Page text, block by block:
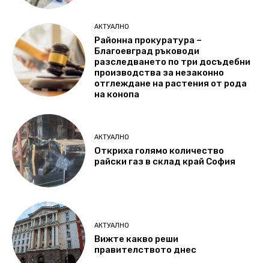
АКТУАЛНО
Районна прокуратура –
Благоевград ръководи
разследването по три досъдебни
производства за незаконно
отглеждане на растения от рода
на конопа
АКТУАЛНО
Откриха голямо количество
райски газ в склад край София
АКТУАЛНО
Вижте какво реши
правителството днес